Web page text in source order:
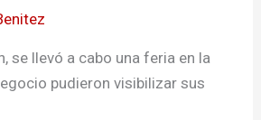
se llevó a cabo una feria en la
pudieron visibilizar sus